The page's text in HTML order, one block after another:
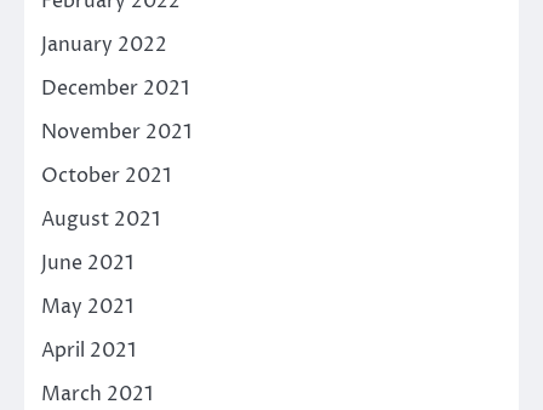
January 2022
December 2021
November 2021
October 2021
August 2021
June 2021
May 2021
April 2021
March 2021